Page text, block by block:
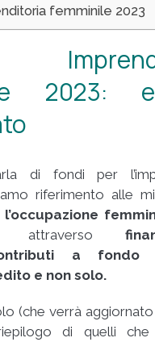
femminile 2023
2023:
di fondi per
riferimento alle
attraverso
a fondo
e non solo.
(che verrà aggiornato
di quelli